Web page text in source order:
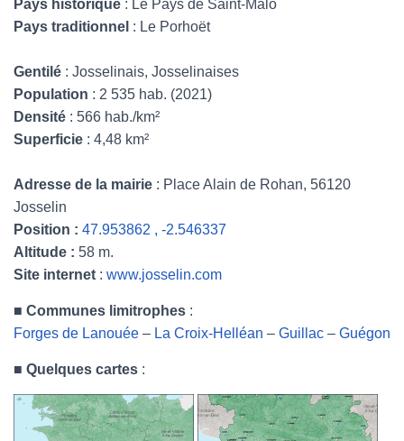
Pays historique : Le Pays de Saint-Malo
Pays traditionnel : Le Porhoët
Gentilé : Josselinais, Josselinaises
Population : 2 535 hab. (2021)
Densité : 566 hab./km²
Superficie : 4,48 km²
Adresse de la mairie : Place Alain de Rohan, 56120
Josselin
Position : 47.953862 , -2.546337
Altitude : 58 m.
Site internet : www.josselin.com
■ Communes limitrophes :
Forges de Lanouée – La Croix-Helléan – Guillac – Guégon
■ Quelques cartes :